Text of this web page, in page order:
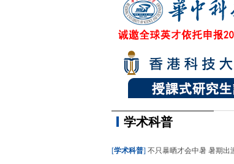
学术科普
[学术科普] 不只暴晒才会中暑 暑期出